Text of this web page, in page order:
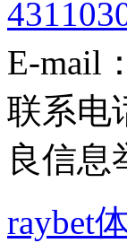
E-mail
联系电
良信息
raybet